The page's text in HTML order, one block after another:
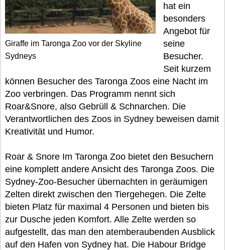
Giraffe im Taronga Zoo vor der Skyline
Sydneys
hat ein
besonders
Angebot für
seine
Besucher.
Seit kurzem
können Besucher des Taronga Zoos eine Nacht im
Zoo verbringen. Das Programm nennt sich
Roar&Snore, also Gebrüll & Schnarchen. Die
Verantwortlichen des Zoos in Sydney beweisen damit
Kreativität und Humor.
Roar & Snore Im Taronga Zoo bietet den Besuchern
eine komplett andere Ansicht des Taronga Zoos. Die
Sydney-Zoo-Besucher übernachten in geräumigen
Zelten direkt zwischen den Tiergehegen. Die Zelte
bieten Platz für maximal 4 Personen und bieten bis
zur Dusche jeden Komfort. Alle Zelte werden so
aufgestellt, das man den atemberaubenden Ausblick
auf den Hafen von Sydney hat. Die Habour Bridge